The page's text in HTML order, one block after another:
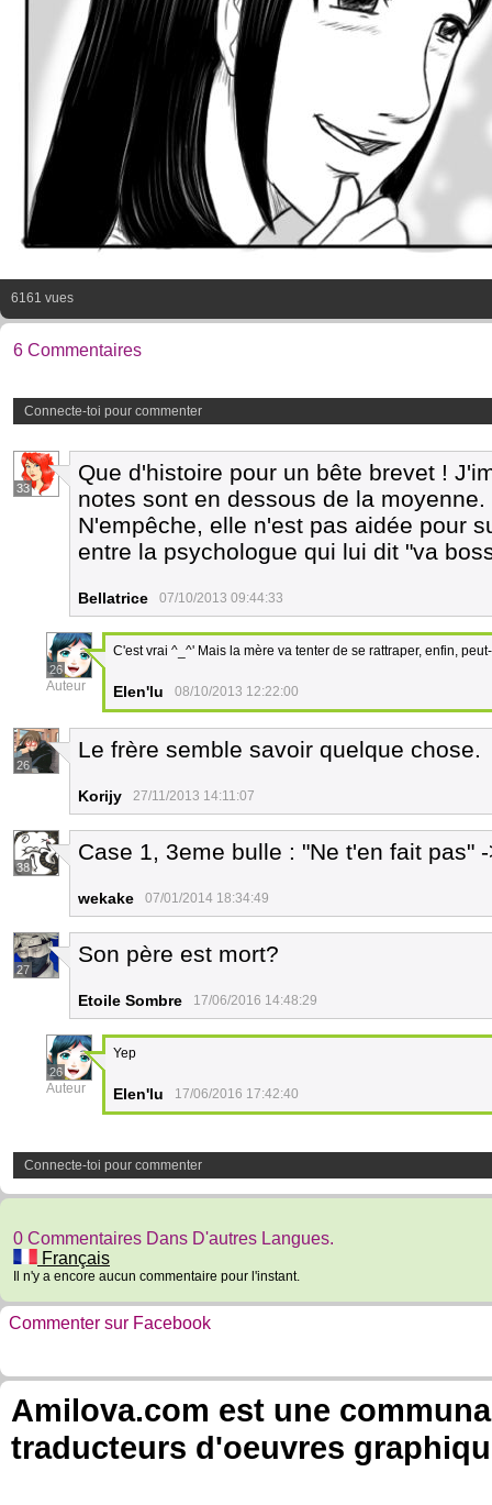
6161 vues
6 Commentaires
Connecte-toi pour commenter
33
Que d'histoire pour un bête brevet !
notes sont en dessous de la moyenne.
N'empêche, elle n'est pas aidée pour
entre la psychologue qui lui dit "va
Bellatrice 07/10/2013 09:44:33
26
Auteur
C'est vrai ^_^' Mais la mère va tenter de se rattraper, enfin,
Elen'lu 08/10/2013 12:22:00
26
Le frère semble savoir quelque chose.
Korijy 27/11/2013 14:11:07
38
Case 1, 3eme bulle : "Ne t'en fait pas"
wekake 07/01/2014 18:34:49
27
Son père est mort?
Etoile Sombre 17/06/2016 14:48:29
26
Auteur
Yep
Elen'lu 17/06/2016 17:42:40
Connecte-toi pour commenter
0 Commentaires Dans D'autres Langues.
Français
Il n'y a encore aucun commentaire pour l'instant.
Commenter sur Facebook
Amilova.com est une
traducteurs d'oeuvres